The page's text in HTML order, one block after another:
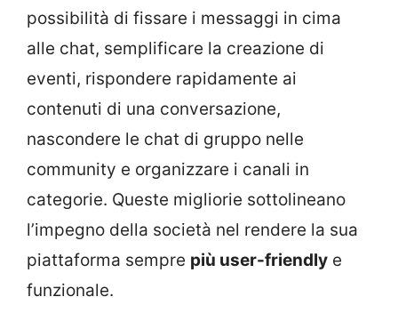
possibilità di fissare i messaggi in cima
alle chat, semplificare la creazione di
eventi, rispondere rapidamente ai
contenuti di una conversazione,
nascondere le chat di gruppo nelle
community e organizzare i canali in
categorie. Queste migliorie sottolineano
l’impegno della società nel rendere la sua
piattaforma sempre più user-friendly e
funzionale.